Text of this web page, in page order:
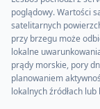
poglądowy. Wartości
satelitarnych
przy brzegu może
lokalne
prądy morskie, pory
planowaniem
lokalnych źródłach